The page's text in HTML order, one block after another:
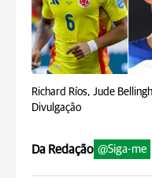
Richard Ríos, Jude
Divulgação
Da Redação @Siga-me